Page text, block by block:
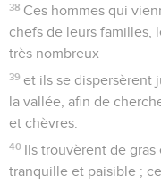
38 Ces hommes qui
chefs de leurs familles,
très nombreux
39 et ils se dispersèrent
la vallée, afin de
et chèvres.
40 Ils trouvèrent de gras
tranquille et paisible ;